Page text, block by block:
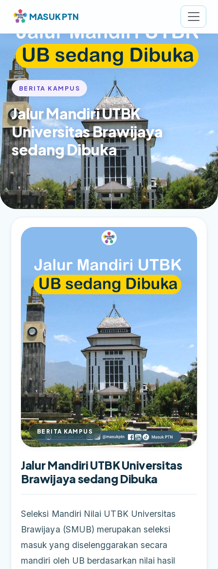
MASUK PTN
BERITA KAMPUS
Jalur Mandiri UTBK
Universitas Brawijaya
sedang Dibuka
BERITA KAMPUS
Jalur Mandiri UTBK Universitas
Brawijaya sedang Dibuka
Seleksi Mandiri Nilai UTBK Universitas
Brawijaya (SMUB) merupakan seleksi
masuk yang diselenggarakan secara
mandiri oleh UB berdasarkan nilai hasil